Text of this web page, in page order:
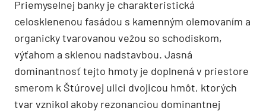
Priemyselnej banky je charakteristická
celosklenenou fasádou s kamenným olemovaním a
organicky tvarovanou vežou so schodiskom,
výťahom a sklenou nadstavbou. Jasná
dominantnosť tejto hmoty je doplnená v priestore
smerom k Štúrovej ulici dvojicou hmôt, ktorých
tvar vznikol akoby rezonanciou dominantnej